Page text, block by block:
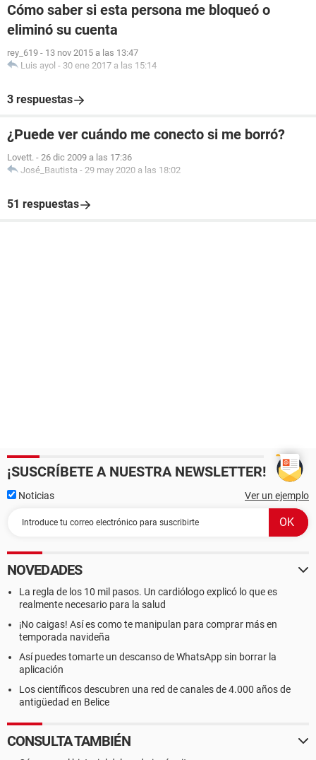
Cómo saber si esta persona me bloqueó o
eliminó su cuenta
rey_619 - 13 nov 2015 a las 13:47
Luis ayol - 30 ene 2017 a las 15:14
3 respuestas
¿Puede ver cuándo me conecto si me borró?
Lovett. - 26 dic 2009 a las 17:36
José_Bautista - 29 may 2020 a las 18:02
51 respuestas
¡SUSCRÍBETE A NUESTRA NEWSLETTER!
Noticias Ver un ejemplo
NOVEDADES
La regla de los 10 mil pasos. Un cardiólogo explicó lo que es
realmente necesario para la salud
¡No caigas! Así es como te manipulan para comprar más en
temporada navideña
Así puedes tomarte un descanso de WhatsApp sin borrar la
aplicación
Los científicos descubren una red de canales de 4.000 años de
antigüedad en Belice
CONSULTA TAMBIÉN